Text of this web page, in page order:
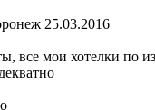
25.03.2016
все мои хотелки по